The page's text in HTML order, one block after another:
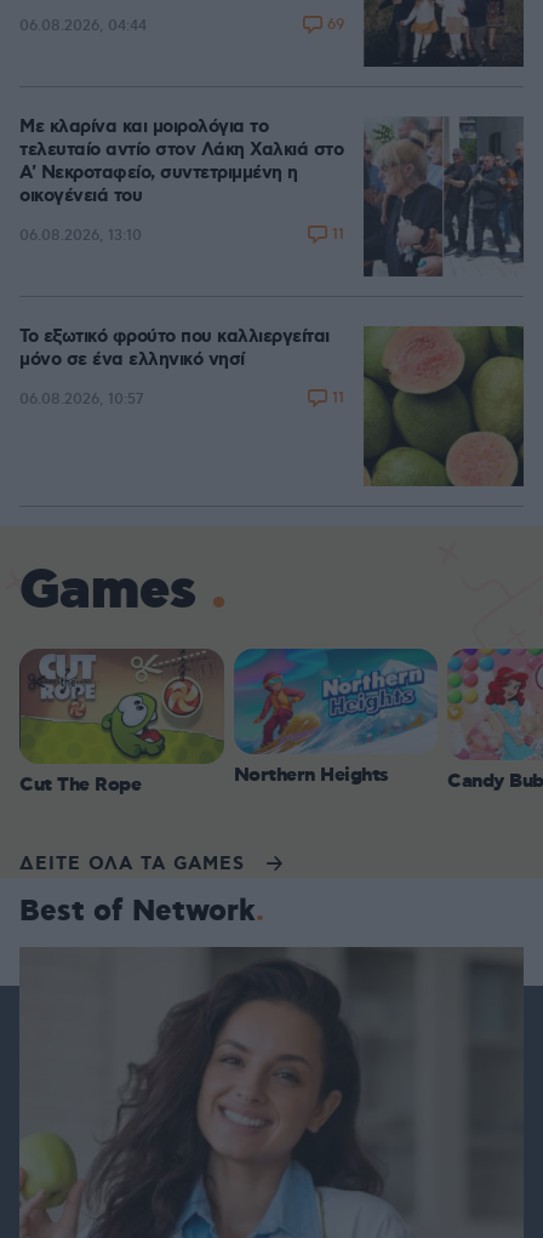
06.08.2026, 04:44 69
Με κλαρίνα και μοιρολόγια το
τελευταίο αντίο στον Λάκη Χαλκιά στο
A' Νεκροταφείο, συντετριμμένη η
οικογένειά του
06.08.2026, 13:10 11
Το εξωτικό φρούτο που καλλιεργείται
μόνο σε ένα ελληνικό νησί
06.08.2026, 10:57 11
Games
Cut The Rope Northern Heights Candy
ΔΕΙΤΕ ΟΛΑ ΤΑ GAMES
Best of Network